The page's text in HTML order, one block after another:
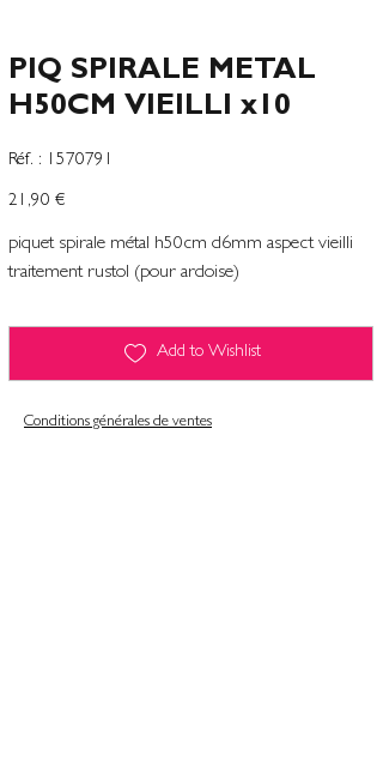
PIQ SPIRALE METAL
H50CM VIEILLI x10
Réf. :
SKU
1570791
1570791
Precio
21,90 €
piquet spirale métal h50cm d6mm aspect vieilli
traitement rustol (pour ardoise)
Add to Wishlist
Conditions générales de ventes